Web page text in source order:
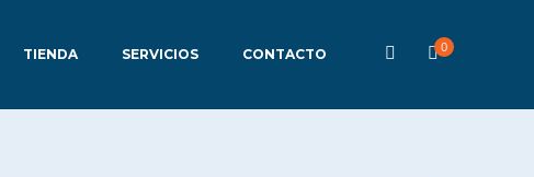
0
TIENDA SERVICIOS CONTACTO